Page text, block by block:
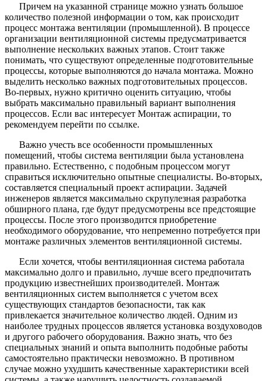
Причем на указанной странице можно узнать большое
количество полезной информации о том, как происходит
процесс монтажа вентиляции (промышленной). В процессе
организации вентиляционной системы предусматривается
выполнение нескольких важных этапов. Стоит также
понимать, что существуют определенные подготовительные
процессы, которые выполняются до начала монтажа. Можно
выделить несколько важных подготовительных процессов.
Во-первых, нужно критично оценить ситуацию, чтобы
выбрать максимально правильный вариант выполнения
процессов. Если вас интересует Монтаж аспирации, то
рекомендуем перейти по ссылке.
Важно учесть все особенности промышленных
помещений, чтобы система вентиляции была установлена
правильно. Естественно, с подобным процессом могут
справиться исключительно опытные специалисты. Во-вторых,
составляется специальный проект аспирации. Задачей
инженеров является максимально скрупулезная разработка
обширного плана, где будут предусмотрены все предстоящие
процессы. После этого производится приобретение
необходимого оборудование, что непременно потребуется при
монтаже различных элементов вентиляционной системы.
Если хочется, чтобы вентиляционная система работала
максимально долго и правильно, лучше всего предпочитать
продукцию известнейших производителей. Монтаж
вентиляционных систем выполняется с учетом всех
существующих стандартов безопасности, так как
привлекается значительное количество людей. Одним из
наиболее трудных процессов является установка воздуховодов
и другого рабочего оборудования. Важно знать, что без
специальных знаний и опыта выполнить подобные работы
самостоятельно практически невозможно. В противном
случае можно ухудшить качественные характеристики всей